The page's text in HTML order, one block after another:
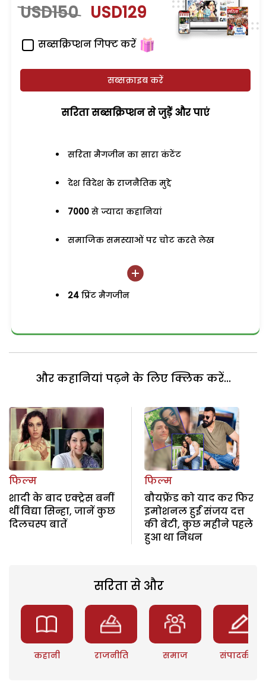
USD150 USD129
सब्सक्रिप्शन गिफ्ट करें
सब्सक्राइब करें
सरिता सब्सक्रिप्शन से जुड़ेें और पाएं
सरिता मैगजीन का सारा कंटेंट
देश विदेश के राजनैतिक मुद्दे
7000 से ज्यादा कहानियां
समाजिक समस्याओं पर चोट करते लेख
24 प्रिंट मैगजीन
और कहानियां पढ़ने के लिए क्लिक करें...
फिल्म
शादी के बाद एक्ट्रेस बनीं
थीं विद्या सिन्हा, जानें कुछ
दिलचस्प बातें
फिल्म
बौयफ्रेंड को याद कर फिर
इमोशनल हुईं संजय दत्त
की बेटी, कुछ महीने पहले
हुआ था निधन
सरिता से और
कहानी राजनीति समाज संपादकीय